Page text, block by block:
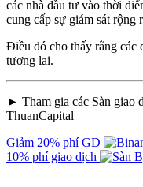
các nhà đầu tư vào thời
cung cấp sự giám sát rộng
Điều đó cho thấy rằng các
tương lai.
► Tham gia các Sàn giao
ThuanCapital
Giảm 20% phí GD
10% phí giao dịch